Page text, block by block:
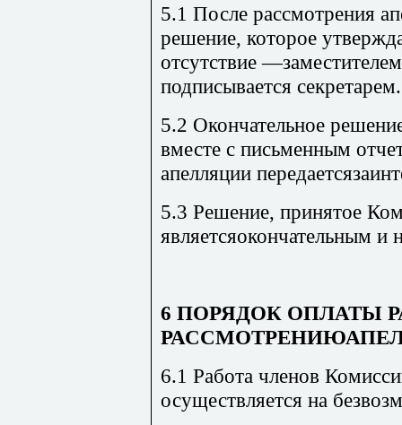
5.1 После рассмотрения
решение, которое
отсутствие
подписывается секретарем.
5.2 Окончательное
вместе с письменным
апелляции
5.3 Решение, принятое
являетсяокончательным
6 ПОРЯДОК ОПЛАТЫ
6.1 Работа членов
осуществляется на